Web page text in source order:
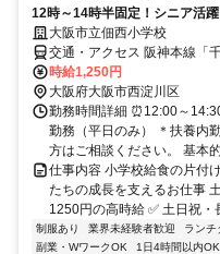
12時～14時半固定！シニア活
大阪市立佃西小学校
交通・アクセス 阪神本線「
時給1,250円
大阪府大阪市西淀川区
勤務時間詳細 ⏰12:00～
勤務（平日のみ） ＊扶養内
方はご相談ください。 基本
仕事内容 小学校給食の片付
たちの成長を支えるお仕事
1250円の高時給 ✅ 土日祝・
制服あり 業界未経験者歓迎 ランチ
副業・WワークOK
1日4時間以内OK